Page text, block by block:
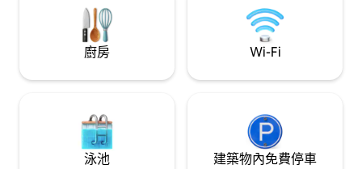
開車前往 Anjuna 海灘也很短的時間，而且
就在 Assagao 旁邊，開車前往 Morjim、
Ashwem、Candolim 和 Baga 也很方便！
廚房 Wi-Fi
泳池 建築物內免費停車